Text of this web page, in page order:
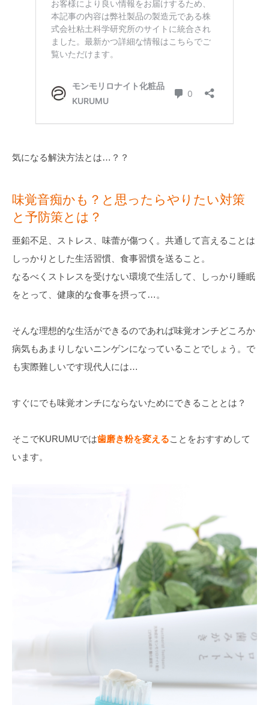
気になる解決方法とは…？？
味覚音痴かも？と思ったらやりたい対策
と予防策とは？
亜鉛不足、ストレス、味蕾が傷つく。共通して言えることは
しっかりとした生活習慣、食事習慣を送ること。
なるべくストレスを受けない環境で生活して、しっかり睡眠
をとって、健康的な食事を摂って…。
そんな理想的な生活ができるのであれば味覚オンチどころか
病気もあまりしないニンゲンになっていることでしょう。で
も実際難しいです現代人には…
すぐにでも味覚オンチにならないためにできることとは？
そこでKURUMUでは歯磨き粉を変えることをおすすめして
います。